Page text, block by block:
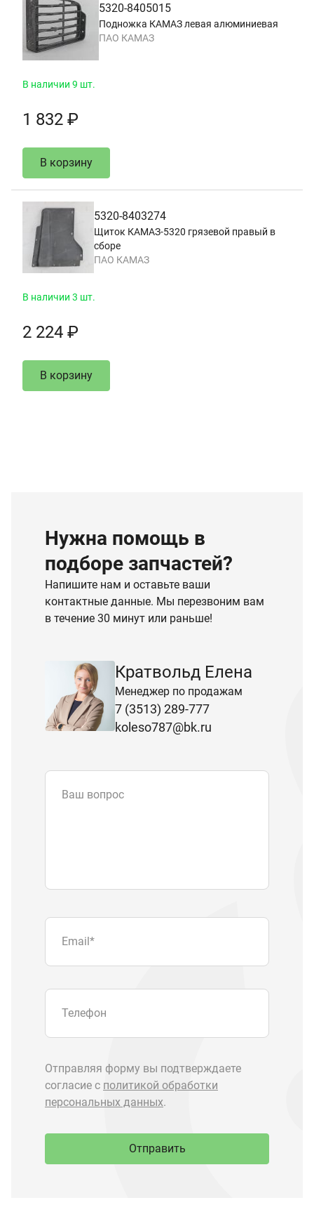
5320-8405015
Подножка КАМАЗ левая алюминиевая
ПАО КАМАЗ
В наличии 9 шт.
1 832 ₽
В корзину
5320-8403274
Щиток КАМАЗ-5320 грязевой правый в
сборе
ПАО КАМАЗ
В наличии 3 шт.
2 224 ₽
В корзину
Нужна помощь в
подборе запчастей?
Напишите нам и оставьте ваши
контактные данные. Мы перезвоним вам
в течение 30 минут или раньше!
Кратвольд Елена
Менеджер по продажам
7 (3513) 289-777
koleso787@bk.ru
Ваш вопрос
Запчасти Урал
Запчасти Камаз
Спецпредложения